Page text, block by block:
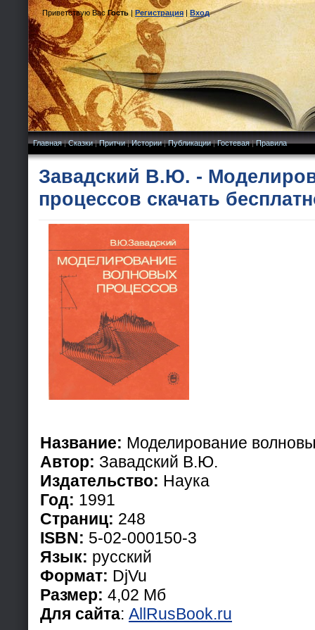
Приветствую Вас Гость|Регистрация|Вход
Главная|Сказки|Притчи|Истории|Публикации|Гостевая|Правила
Завадский В.Ю. -
процессов скачать
Название: Моделирование
Автор: Завадский В.Ю.
Издательство: Наука
Год: 1991
Страниц: 248
ISBN: 5-02-000150-3
Язык: русский
Формат: DjVu
Размер: 4,02 Мб
Для сайта: AllRusBook.ru